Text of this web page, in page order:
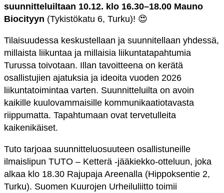
suunnitteluiltaan 10.12. klo 16.30–18.00 Mauno
Biocityyn (Tykistökatu 6, Turku)! 😍
Tilaisuudessa keskustellaan ja suunnitellaan yhdessä,
millaista liikuntaa ja millaisia liikuntatapahtumia
Turussa toivotaan. Illan tavoitteena on kerätä
osallistujien ajatuksia ja ideoita vuoden 2026
liikuntatoimintaa varten. Suunnitteluilta on avoin
kaikille kuulovammaisille kommunikaatiotavasta
riippumatta. Tapahtumaan ovat tervetulleita
kaikenikäiset.
Tuto tarjoaa suunnitteluosuuteen osallistuneille
ilmaislipun TUTO – Ketterä -jääkiekko-otteluun, joka
alkaa klo 18.30 Rajupaja Areenalla (Hippoksentie 2,
Turku). Suomen Kuurojen Urheiluliitto toimii